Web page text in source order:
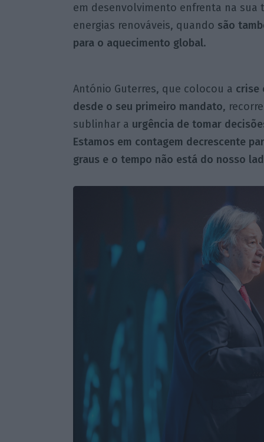
em desenvolvimento enfrenta na sua
energias renováveis, quando são
para o aquecimento global.
António Guterres, que colocou a crise
desde o seu primeiro mandato,
sublinhar a urgência de tomar
Estamos em contagem decrescente
graus e o tempo não está do nosso